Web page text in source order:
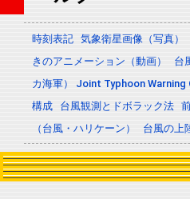
時刻表記 気象衛星画像（写真）
きのアニメーション（動画）
台
カ海軍） Joint Typhoon Warning
構成
台風観測とドボラック法
（台風・ハリケーン）
台風の上